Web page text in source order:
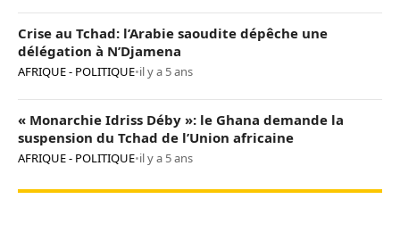
Crise au Tchad: l’Arabie saoudite dépêche une
délégation à N’Djamena
AFRIQUE - POLITIQUE•il y a 5 ans
« Monarchie Idriss Déby »: le Ghana demande la
suspension du Tchad de l’Union africaine
AFRIQUE - POLITIQUE•il y a 5 ans